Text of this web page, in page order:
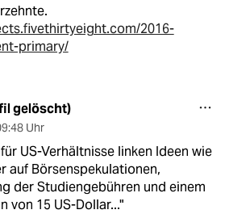
2016-
primary/
gelöscht)
Uhr
US-Verhältnisse linken Ideen wie
auf Börsenspekulationen,
der Studiengebühren und einem
von 15 US-Dollar..."